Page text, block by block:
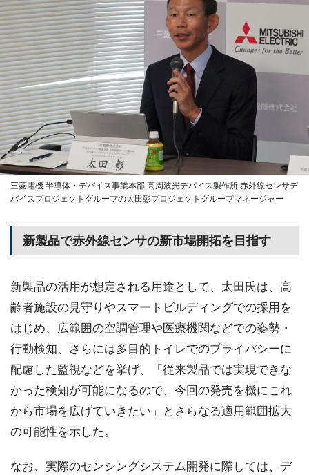
三菱電機 半導体・デバイス事業本部 高周波光デバイス製作所 赤外線センサデ
バイスプロジェクトグループの太田彰プロジェクトグループマネージャー
新製品で赤外線センサの新市場開拓を目指す
新製品の活用が想定される用途として、太田氏は、高
齢者施設の見守りやスマートビルディングでの採用を
はじめ、広範囲の空調管理や医療機関などでの姿勢・
行動検知、さらには多目的トイレでのプライバシーに
配慮した監視などを挙げ、「従来製品では実現できな
かった検知が可能になるので、今回の発売を機にこれ
から市場を広げていきたい」とさらなる適用範囲拡大
の可能性を示した。
なお、実際のセンシングシステム開発に際しては、デ